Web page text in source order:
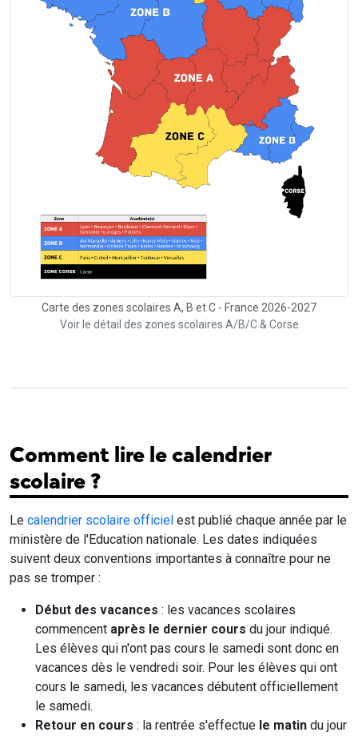
Carte des zones scolaires A, B et C - France 2026-2027
Voir le détail des zones scolaires A/B/C & Corse
Comment lire le calendrier
scolaire ?
Le calendrier scolaire officiel est publié chaque année par le
ministère de l'Education nationale. Les dates indiquées
suivent deux conventions importantes à connaître pour ne
pas se tromper :
Début des vacances : les vacances scolaires
commencent après le dernier cours du jour indiqué.
Les élèves qui n'ont pas cours le samedi sont donc en
vacances dès le vendredi soir. Pour les élèves qui ont
cours le samedi, les vacances débutent officiellement
le samedi.
Retour en cours : la rentrée s'effectue le matin du jour